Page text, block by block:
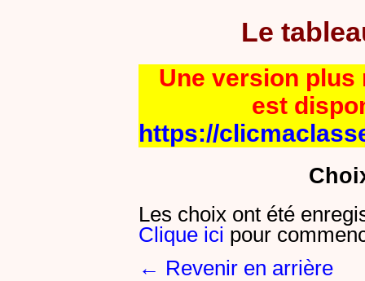
Le
Une version plus
est
https://
Les choix ont été
Clique ici pour
← Revenir en arrière